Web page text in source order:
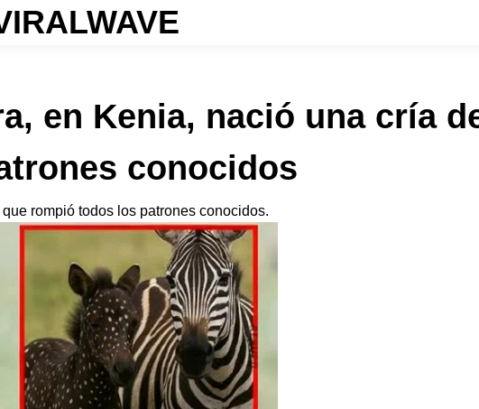
en Kenia, nació una cría
conocidos
rompió todos los patrones conocidos.